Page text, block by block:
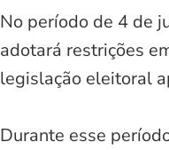
No período de 4 de
adotará restrições
legislação eleitoral
Durante esse